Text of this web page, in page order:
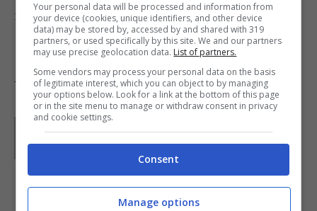
foto da ristorantelaregnatela.com
Tag: Ricette dal mondo
Parole diDolcezzuola
IN PRIMO PIANO
Your personal data will be processed and information from
your device (cookies, unique identifiers, and other device
data) may be stored by, accessed by and shared with 319
partners, or used specifically by this site. We and our partners
may use precise geolocation data. List of partners.
Some vendors may process your personal data on the basis
of legitimate interest, which you can object to by managing
your options below. Look for a link at the bottom of this page
or in the site menu to manage or withdraw consent in privacy
and cookie settings.
Consent
Manage options